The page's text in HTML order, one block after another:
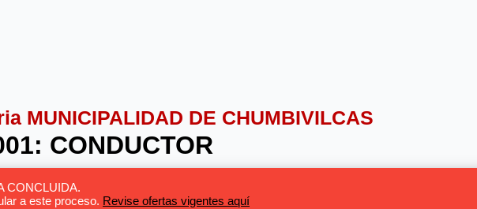
MUNICIPALIDAD DE CHUMBIVILCAS
CONDUCTOR
CONCLUIDA.
a este proceso. Revise ofertas vigentes aquí